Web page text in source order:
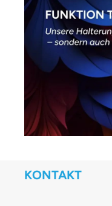
KONTAKT